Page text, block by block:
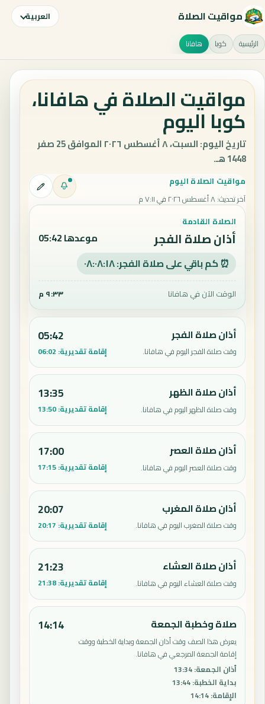
مواقيت الصلاة العربية
الرئيسية كوبا هافانا
مواقيت الصلاة في هافانا،
كوبا اليوم
تاريخ اليوم: السبت، ٨ أغسطس ٢٠٢٦ الموافق 25 صفر
1448 هـ.
مواقيت الصلاة اليوم
آخر تحديث:٨ أغسطس ٢٠٢٦ في ٧:١١ م
الصلاة القادمة
أذان صلاة الفجر موعدها 05:42
⏰ كم باقي على صلاة الفجر: ٠٨:٠٨:١٧
الوقت الآن في هافانا ٩:٣٣ م
أذان صلاة الفجر
وقت صلاة الفجر اليوم في هافانا.
05:42
إقامة تقديرية: 06:02
أذان صلاة الظهر
وقت صلاة الظهر اليوم في هافانا.
13:35
إقامة تقديرية:13:50
أذان صلاة العصر
وقت صلاة العصر اليوم في هافانا.
17:00
إقامة تقديرية:17:15
أذان صلاة المغرب
وقت صلاة المغرب اليوم في هافانا.
20:07
إقامة تقديرية: 20:17
أذان صلاة العشاء
وقت صلاة العشاء اليوم في هافانا.
21:23
إقامة تقديرية:21:38
صلاة وخطبة الجمعة
يعرض هذا الصف وقت أذان الجمعة وبداية الخطبة ووقت
إقامة الجمعة المرجعي في هافانا.
أذان الجمعة:
13:34
بداية الخطبة:
13:44
الإقامة:
14:14
14:14